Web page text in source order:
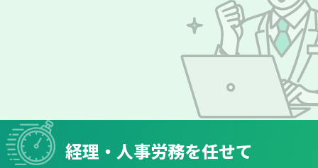
経理・人事労務を任せて